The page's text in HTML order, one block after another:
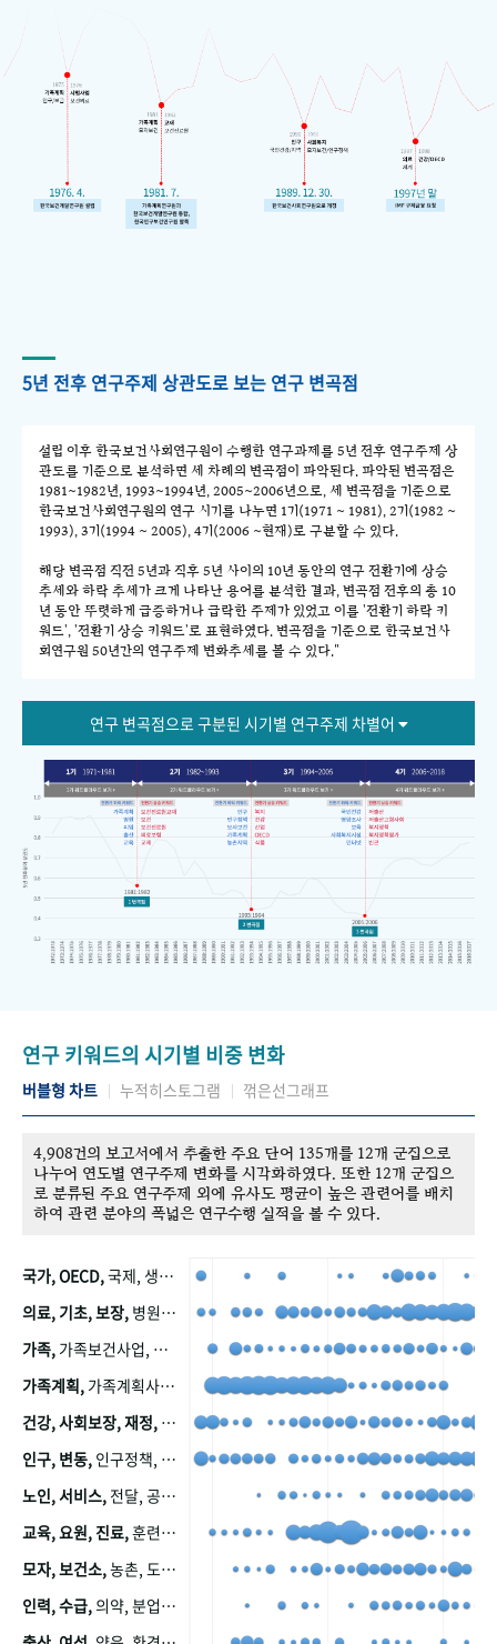
5년 전후 연구주제 상관도로 보는 연구 변곡점
설립 이후 한국보건사회연구원이 수행한 연구과제를 5년 전후 연구주제 상
관도를 기준으로 분석하면 세 차례의 변곡점이 파악된다. 파악된 변곡점은
1981~1982년, 1993~1994년, 2005~2006년으로, 세 변곡점을 기준으로
한국보건사회연구원의 연구 시기를 나누면 1기(1971 ~ 1981), 2기(1982 ~
1993), 3기(1994 ~ 2005), 4기(2006 ~현재)로 구분할 수 있다.
해당 변곡점 직전 5년과 직후 5년 사이의 10년 동안의 연구 전환기에 상승
추세와 하락 추세가 크게 나타난 용어를 분석한 결과, 변곡점 전후의 총 10
년 동안 뚜렷하게 급증하거나 급락한 주제가 있었고 이를 '전환기 하락 키
워드', '전환기 상승 키워드'로 표현하였다. 변곡점을 기준으로 한국보건사
회연구원 50년간의 연구주제 변화추세를 볼 수 있다."
연구 변곡점으로 구분된 시기별 연구주제 차별어
연구 키워드의 시기별 비중 변화
버블형 차트 누적히스토그램 꺾은선그래프
4,908건의 보고서에서 추출한 주요 단어 135개를 12개 군집으로
나누어 연도별 연구주제 변화를 시각화하였다. 또한 12개 군집으
로 분류된 주요 연구주제 외에 유사도 평균이 높은 관련어를 배치
하여 관련 분야의 폭넓은 연구수행 실적을 볼 수 있다.
국가, OECD,국제, 생산, 아시아, 태평양, 태평양지역, 참가
의료, 기초, 보장, 병원, 가정, 연금, 연계, 공적, 일본, 생활, 국민기초생활보장제도, 국민연금, 기금, 저소득층, 근로, 자활, 급여, 환자, 의료비, 모니터링, 한국복지패널, 소득, 지표, 빈곤, 노후, 장애인
가족, 가족보건사업, 산업, 친화, 전국, 출산력
가족계획, 가족계획사업, 가족계획사업평가, 한국가족계획사업, 피임, 보급, 부인, 자궁, 피임약
건강, 사회보장, 재정,
인구, 변동, 인구정책, 저출산, 고령사회, 고령화, 이동, 남북한, 지방자치단체, 컨설팅, 복지정책평가, 집, 사회개발
노인, 서비스, 전달, 공공, 보육, 수요, 공급, 사회서비스, 데이터, 보호, 요양, 아동, 예방, 청소년, 효율, 자원
교육, 요원, 진료,훈련, 보건요원, 마을, 마을건강사업, 보조원, 진료원, 보건진료원, 보건진료원교재
모자, 보건소,농촌, 도시, 금연, 농촌지역, 모자보건사업
인력, 수급,의약, 분업, 식품, 의약품, 의사, 안전